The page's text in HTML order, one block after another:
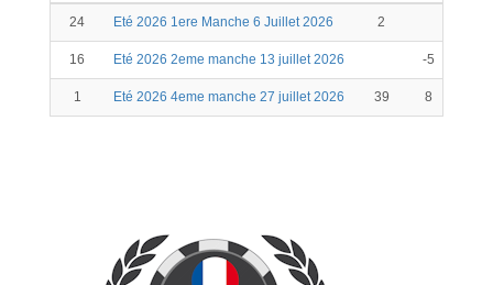
24 Eté 2026 1ere Manche 6 Juillet 2026 2
16 Eté 2026 2eme manche 13 juillet 2026 -5
1 Eté 2026 4eme manche 27 juillet 2026 39 8